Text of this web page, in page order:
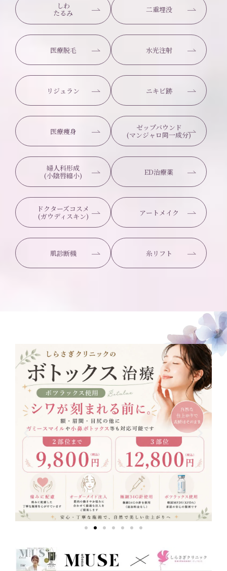
しわ
たるみ 二重埋没
医療脱毛 水光注射
リジュラン ニキビ跡
医療痩身 ゼップバウンド
(マンジャロ同一成分)
婦人科形成
(小陰唇縮小) ED治療薬
ドクターズコスメ
(ガウディスキン) アートメイク
肌診断機 糸リフト